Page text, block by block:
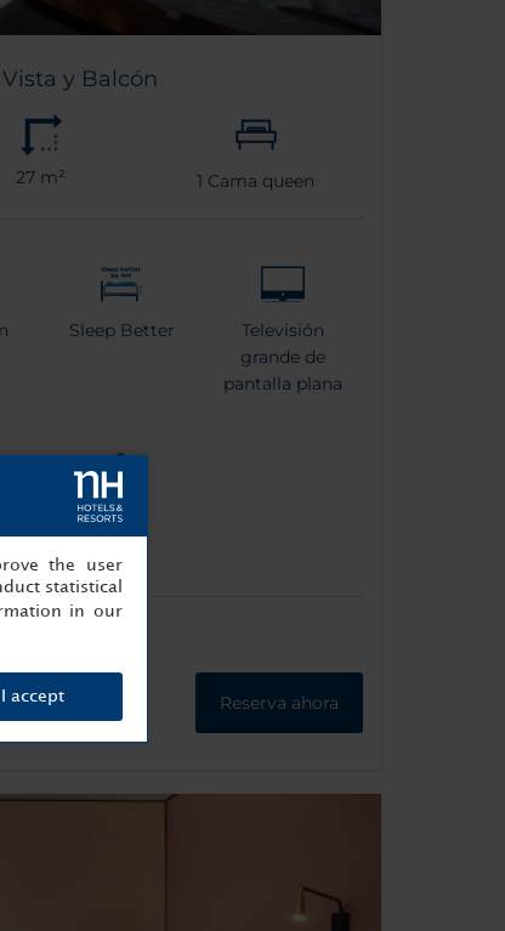
y Balcón
27 m² 1 Cama queen
Sleep Better
Televisión
grande de
pantalla plana
Tetera
Reserva ahora
the user
statistical
in our
accept